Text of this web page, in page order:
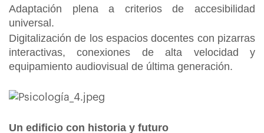
Adaptación plena a criterios de accesibilidad
universal.
Digitalización de los espacios docentes con pizarras
interactivas, conexiones de alta velocidad y
equipamiento audiovisual de última generación.
Un edificio con historia y futuro